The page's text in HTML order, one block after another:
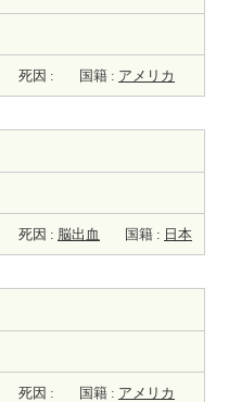
死因 : 国籍 : アメリカ
死因 : 脳出血 国籍 : 日本
死因 : 国籍 : アメリカ